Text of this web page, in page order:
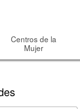
Centros de la
Mujer